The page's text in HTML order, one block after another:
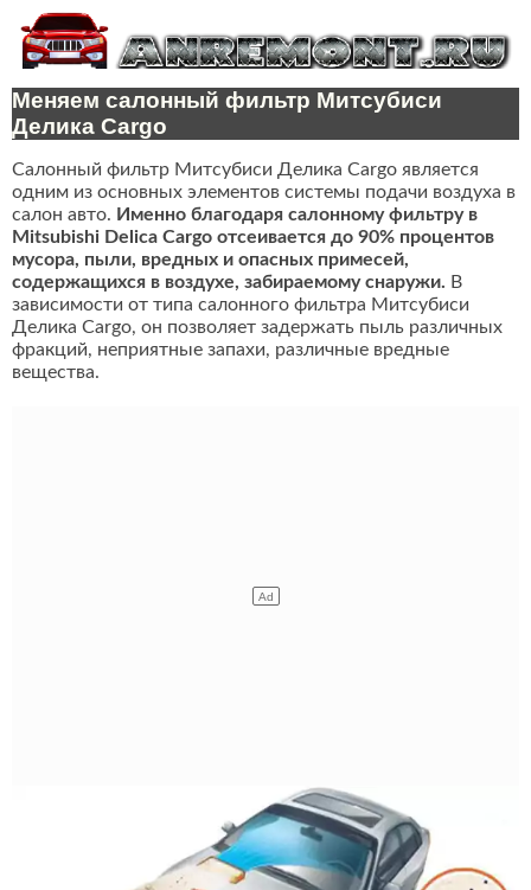
Меняем салонный фильтр Митсубиси
Делика Cargo
Салонный фильтр Митсубиси Делика Cargo является
одним из основных элементов системы подачи воздуха в
салон авто. Именно благодаря салонному фильтру в
Mitsubishi Delica Cargo отсеивается до 90% процентов
мусора, пыли, вредных и опасных примесей,
содержащихся в воздухе, забираемому снаружи. В
зависимости от типа салонного фильтра Митсубиси
Делика Cargo, он позволяет задержать пыль различных
фракций, неприятные запахи, различные вредные
вещества.